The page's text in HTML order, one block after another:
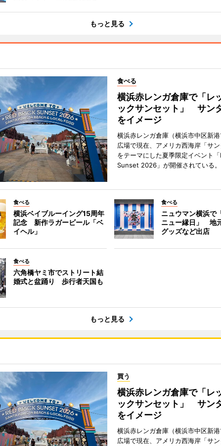
もっと見る
食べる
横浜赤レンガ倉庫で「レ
ックサンセット」 サン
をイメージ
横浜赤レンガ倉庫（横浜市中区新港
広場で現在、アメリカ西海岸「サン
をテーマにした夏季限定イベント
Sunset 2026」が開催されている。
食べる
横浜ベイブルーイング15周年
記念 新作ラガービール「ベ
イヘル」
食べる
ニュウマン横浜で
ニュー縁日」 地
グッズなど出店
食べる
六角橋ヤミ市でストリート結
婚式と盆踊り 歩行者天国も
もっと見る
買う
横浜赤レンガ倉庫で「レ
ックサンセット」 サン
をイメージ
横浜赤レンガ倉庫（横浜市中区新港
広場で現在、アメリカ西海岸「サン